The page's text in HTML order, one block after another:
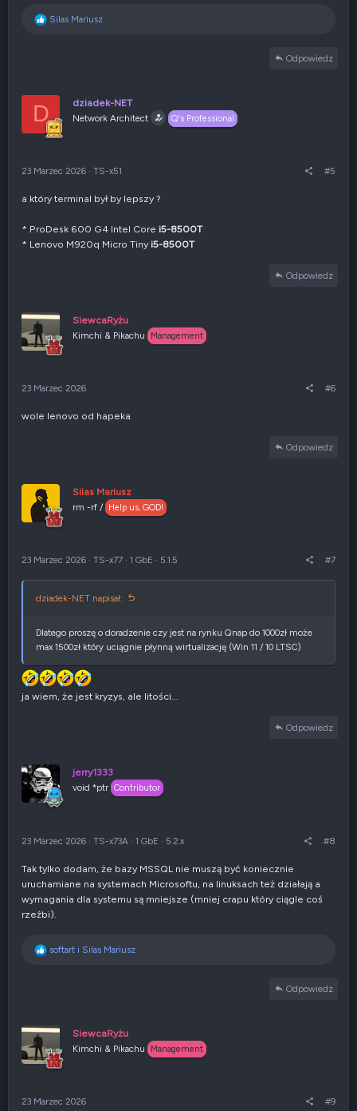
R
:
Silas Mariusz
Odpowiedz
D dziadek-NET
Network Architect Q's Professional
23 Marzec 2026 · TS-x51 #5
a który terminal był by lepszy ?
* ProDesk 600 G4 Intel Core i5-8500T
* Lenovo M920q Micro Tiny i5-8500T
Odpowiedz
SiewcaRyżu
Kimchi & Pikachu Management
23 Marzec 2026 #6
wole lenovo od hapeka
Odpowiedz
Silas Mariusz
rm -rf / Help us, GOD!
23 Marzec 2026 · TS-x77 · 1 GbE · 5.1.5 #7
dziadek-NET napisał:
Dlatego proszę o doradzenie czy jest na rynku Qnap do 1000zł może
max 1500zł który uciągnie płynną wirtualizację (Win 11 / 10 LTSC)
ja wiem, że jest kryzys, ale litości...
Odpowiedz
jerry1333
void *ptr Contributor
23 Marzec 2026 · TS-x73A · 1 GbE · 5.2.x #8
Tak tylko dodam, że bazy MSSQL nie muszą być koniecznie
uruchamiane na systemach Microsoftu, na linuksach też działają a
wymagania dla systemu są mniejsze (mniej crapu który ciągle coś
rzeźbi).
R
e
:
softart i Silas Mariusz
Odpowiedz
SiewcaRyżu
Kimchi & Pikachu Management
23 Marzec 2026 #9